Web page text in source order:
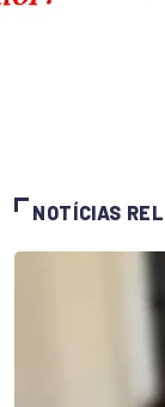
NOTÍCIAS